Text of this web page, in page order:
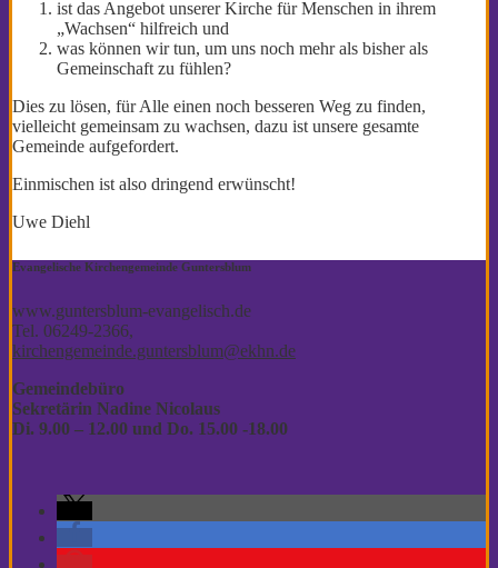
ist das Angebot unserer Kirche für Menschen in ihrem
„Wachsen“ hilfreich und
was können wir tun, um uns noch mehr als bisher als
Gemeinschaft zu fühlen?
Dies zu lösen, für Alle einen noch besseren Weg zu finden,
vielleicht gemeinsam zu wachsen, dazu ist unsere gesamte
Gemeinde aufgefordert.
Einmischen ist also dringend erwünscht!
Uwe Diehl
Evangelische Kirchengemeinde Guntersblum
www.guntersblum-evangelisch.de
Tel. 06249-2366,
kirchengemeinde.guntersblum@ekhn.de
Gemeindebüro
Sekretärin Nadine Nicolaus
Di. 9.00 – 12.00 und Do. 15.00 -18.00